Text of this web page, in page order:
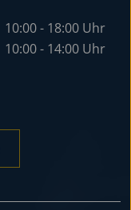
10:00 - 18:00 Uhr
10:00 - 14:00 Uhr